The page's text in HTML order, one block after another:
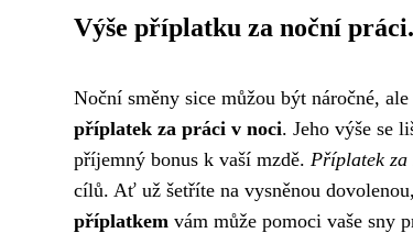
Výše příplatku za noční práci.
Noční směny sice můžou být náročné,
příplatek za práci v noci. Jeho výše se
příjemný bonus k vaší mzdě. Příplatek
cílů. Ať už šetříte na vysněnou
příplatkem vám může pomoci vaše sny